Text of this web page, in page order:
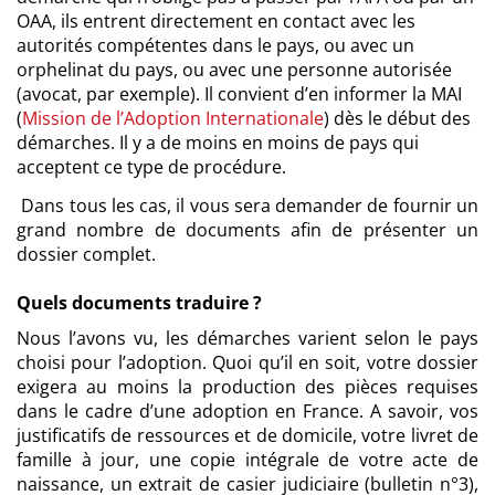
OAA, ils entrent directement en contact avec les
autorités compétentes dans le pays, ou avec un
orphelinat du pays, ou avec une personne autorisée
(avocat, par exemple). Il convient d’en informer la MAI
(Mission de l’Adoption Internationale) dès le début des
démarches. Il y a de moins en moins de pays qui
acceptent ce type de procédure.
Dans tous les cas, il vous sera demander de fournir un
grand nombre de documents afin de présenter un
dossier complet.
Quels documents traduire ?
Nous l’avons vu, les démarches varient selon le pays
choisi pour l’adoption. Quoi qu’il en soit, votre dossier
exigera au moins la production des pièces requises
dans le cadre d’une adoption en France. A savoir, vos
justificatifs de ressources et de domicile, votre livret de
famille à jour, une copie intégrale de votre acte de
naissance, un extrait de casier judiciaire (bulletin n°3),